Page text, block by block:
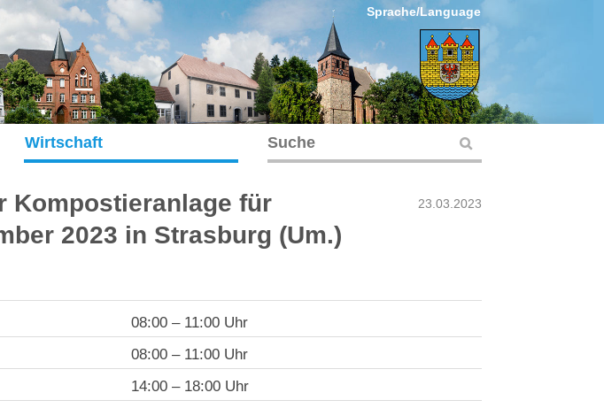
Sprache/Language
Wirtschaft
23.03.2023
Kompostieranlage für
2023 in Strasburg (Um.)
08:00 – 11:00 Uhr
08:00 – 11:00 Uhr
14:00 – 18:00 Uhr